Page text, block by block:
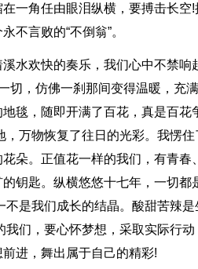
一角任由眼泪纵横，要搏击长空!
不言败的“不倒翁”。
水欢快的奏乐，我们心中不禁响
，仿佛一刹那间变得温暖，充
毯，随即开满了百花，真是百花
万物恢复了往日的光彩。我愣
朵。正值花一样的我们，有青春
钥匙。纵横悠悠十七年，一切都
是我们成长的结晶。酸甜苦辣
们，要心怀梦想，采取实际行
进，舞出属于自己的精彩!